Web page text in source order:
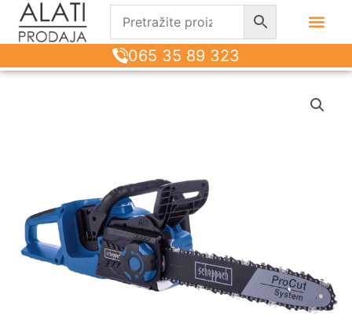
065 35 89 323